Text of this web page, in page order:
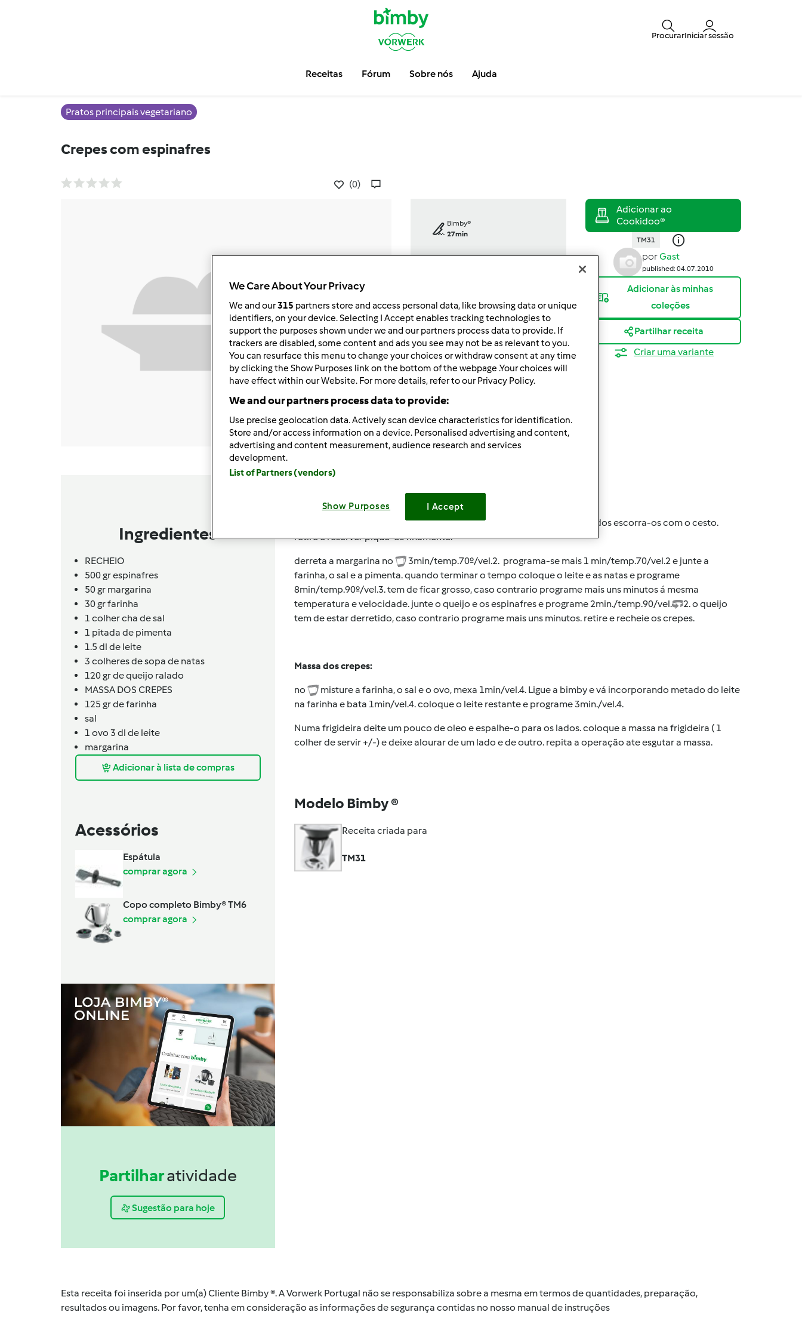
ProcurarIniciar sessão
Receitas Fórum Sobre nós Ajuda
Pratos principais vegetariano
Crepes com espinafres
(0)
Bimby®
27min
dose/s
----
Nível
TM31
porGast
published: 04.07.2010
Adicionar às minhas
coleções
Partilhar receita
Criar uma variante
Ingredientes
RECHEIO
500 gr espinafres
50 gr margarina
30 gr farinha
1 colher cha de sal
1 pitada de pimenta
1.5 dl de leite
3 colheres de sopa de natas
120 gr de queijo ralado
MASSA DOS CREPES
125 gr de farinha
sal
1 ovo 3 dl de leite
margarina
Adicionar à lista de compras
Acessórios
Espátula
comprar agora
Copo completo Bimby® TM6
comprar agora
Partilharatividade
Sugestão para hoje
Etapa de preparação
Prepare e coza os espinafres 8min/temp.100/vel.
; depois de cozidos escorra-os com o cesto.
retire e reserve. pique-os finamente.
derreta a margarina no
3min/temp.70º/vel.2. programa-se mais 1 min/temp.70/vel.2 e junte a
farinha, o sal e a pimenta. quando terminar o tempo coloque o leite e as natas e programe
8min/temp.90º/vel.3. tem de ficar grosso, caso contrario programe mais uns minutos á mesma
temperatura e velocidade. junte o queijo e os espinafres e programe 2min./temp.90/vel.
2. o queijo
tem de estar derretido, caso contrario programe mais uns minutos. retire e recheie os crepes.
Massa dos crepes:
no
misture a farinha, o sal e o ovo, mexa 1min/vel.4. Ligue a bimby e vá incorporando metado do leite
na farinha e bata 1min/vel.4. coloque o leite restante e programe 3min./vel.4.
Numa frigideira deite um pouco de oleo e espalhe-o para os lados. coloque a massa na frigideira ( 1
colher de servir +/-) e deixe alourar de um lado e de outro. repita a operação ate esgutar a massa.
Modelo Bimby ®
Receita criada para
TM31
Esta receita foi inserida por um(a) Cliente Bimby ®. A Vorwerk Portugal não se responsabiliza sobre a mesma em termos de quantidades, preparação,
resultados ou imagens. Por favor, tenha em consideração as informações de segurança contidas no nosso manual de instruções
We Care About Your Privacy
We and our315 partners store and access personal data, like browsing data or unique
identifiers, on your device. Selecting I Accept enables tracking technologies to
support the purposes shown under we and our partners process data to provide. If
trackers are disabled, some content and ads you see may not be as relevant to you.
You can resurface this menu to change your choices or withdraw consent at any time
by clicking the Show Purposes link on the bottom of the webpage .Your choices will
have effect within our Website. For more details, refer to our Privacy Policy.
We and our partners process data to provide:
Use precise geolocation data. Actively scan device characteristics for identification.
Store and/or access information on a device. Personalised advertising and content,
advertising and content measurement, audience research and services
development.
List of Partners (vendors)
Show Purposes I Accept